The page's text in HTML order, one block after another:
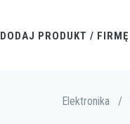
DODAJ PRODUKT / FIRMĘ
Elektronika /